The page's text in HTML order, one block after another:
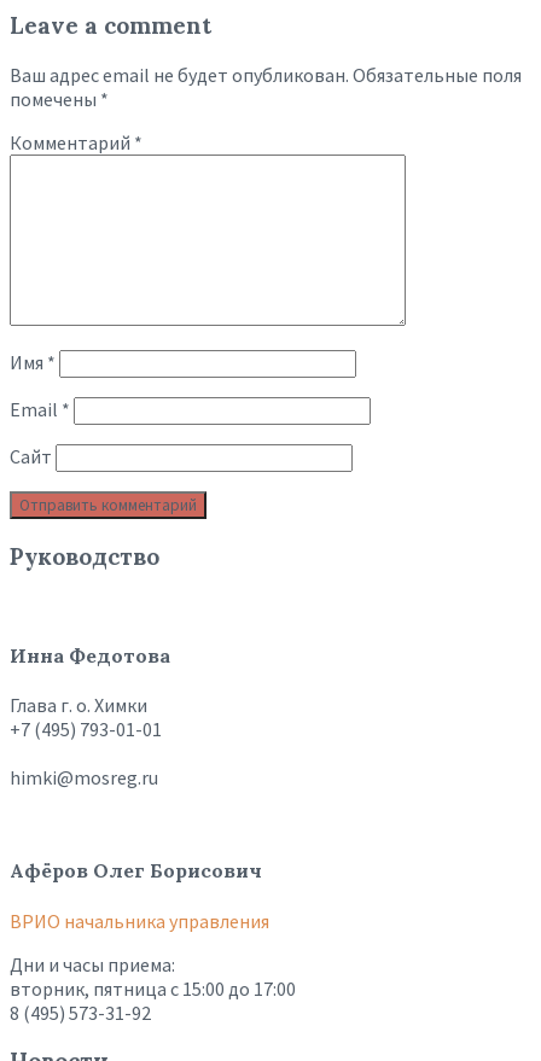
Leave a comment
Ваш адрес email не будет опубликован. Обязательные поля
помечены *
Комментарий *
Имя *
Email *
Сайт
Руководство
Инна Федотова
Глава г. о. Химки
+7 (495) 793-01-01
himki@mosreg.ru
Афёров Олег Борисович
ВРИО начальника управления
Дни и часы приема:
вторник, пятница с 15:00 до 17:00
8 (495) 573-31-92